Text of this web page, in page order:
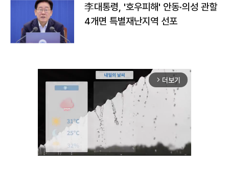
李대통령, '호우피해' 안동·의성 관할
4개면 특별재난지역 선포
arrow_forward_ios 더보기